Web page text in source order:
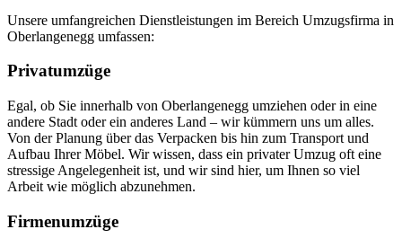
Unsere umfangreichen Dienstleistungen im Bereich Umzugsfirma in
Oberlangenegg umfassen:
Privatumzüge
Egal, ob Sie innerhalb von Oberlangenegg umziehen oder in eine
andere Stadt oder ein anderes Land – wir kümmern uns um alles.
Von der Planung über das Verpacken bis hin zum Transport und
Aufbau Ihrer Möbel. Wir wissen, dass ein privater Umzug oft eine
stressige Angelegenheit ist, und wir sind hier, um Ihnen so viel
Arbeit wie möglich abzunehmen.
Firmenumzüge